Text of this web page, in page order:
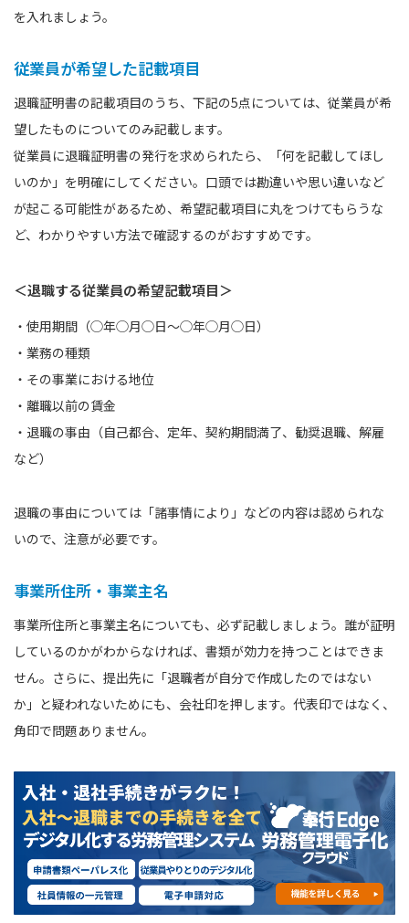
を入れましょう。
従業員が希望した記載項目
退職証明書の記載項目のうち、下記の5点については、従業員が希
望したものについてのみ記載します。
従業員に退職証明書の発行を求められたら、「何を記載してほし
いのか」を明確にしてください。口頭では勘違いや思い違いなど
が起こる可能性があるため、希望記載項目に丸をつけてもらうな
ど、わかりやすい方法で確認するのがおすすめです。
＜退職する従業員の希望記載項目＞
・使用期間（◯年◯月◯日～◯年◯月◯日）
・業務の種類
・その事業における地位
・離職以前の賃金
・退職の事由（自己都合、定年、契約期間満了、勧奨退職、解雇
など）
退職の事由については「諸事情により」などの内容は認められな
いので、注意が必要です。
事業所住所・事業主名
事業所住所と事業主名についても、必ず記載しましょう。誰が証明
しているのかがわからなければ、書類が効力を持つことはできま
せん。さらに、提出先に「退職者が自分で作成したのではない
か」と疑われないためにも、会社印を押します。代表印ではなく、
角印で問題ありません。